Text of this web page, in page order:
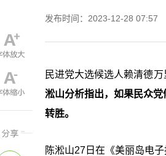
发布时间：2023-12-28 07:57
民进党大选候选人赖清德
淞山分析指出，如果民众
转胜。
陈淞山27日在《美丽岛电